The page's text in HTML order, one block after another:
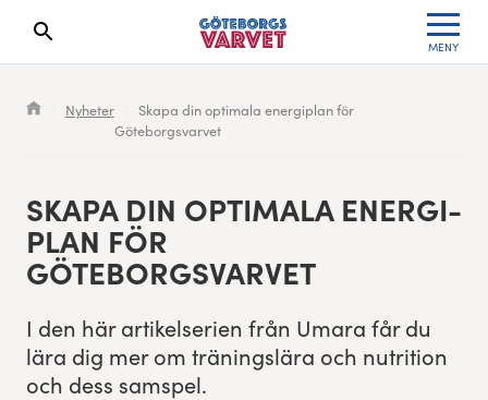
MENY
Sökresultaten dyker upp här
Nyheter
Skapa din optimala energiplan för
Göteborgsvarvet
SKA­PA DIN OPTI­MALA ENERGI­
PLAN FÖR
GÖTEBORGSVARVET
I den här artikelse­rien från Umara får du
lära dig mer om trän­ingslära och nutri­tion
och dess samspel.
Deltagarinformation
Bana
Löparinspiration och träning
Stafettvarvet
Minivarvet
Varvetmilen
Evenemangs- & mediepartners
Partners Varvetveckan
Resultatarkiv